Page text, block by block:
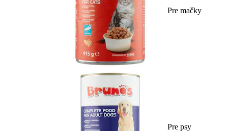
Pre mačky
Pre psy